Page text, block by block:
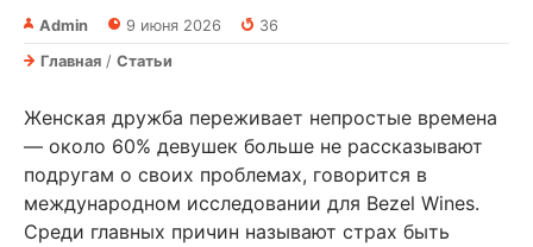
Admin 9 июня 2026
36
Главная / Статьи
Женская дружба переживает непростые времена
— около 60% девушек больше не рассказывают
подругам о своих проблемах, говорится в
международном исследовании для Bezel Wines.
Среди главных причин называют страх быть